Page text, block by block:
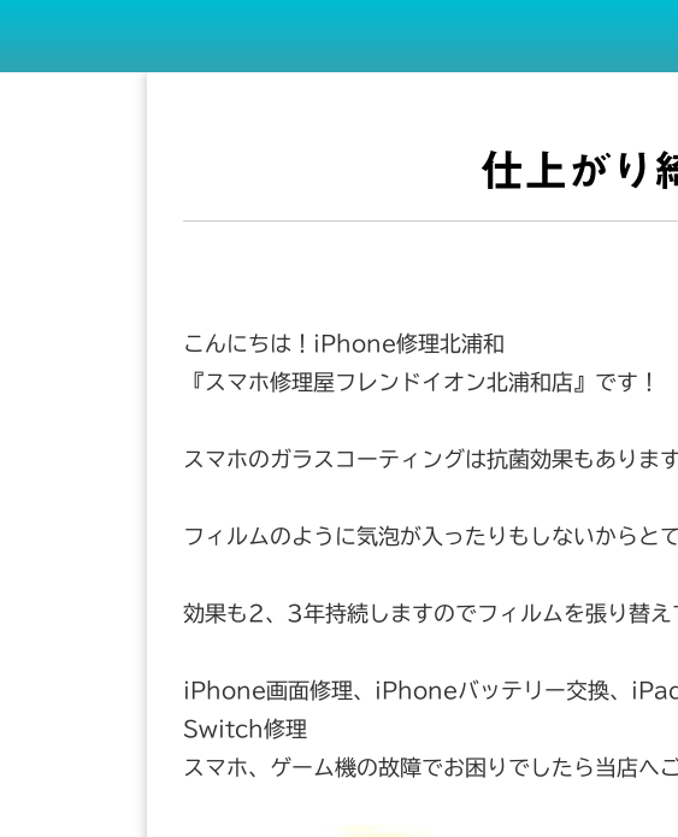
仕上がり
こんにちは！iPhone修理北浦和
『スマホ修理屋フレンドイオン北浦和店』です！
スマホのガラスコーティングは抗菌効果もあります
フィルムのように気泡が入ったりもしないからと
効果も2、3年持続しますのでフィルムを張り替え
iPhone画面修理、iPhoneバッテリー交換、
Switch修理
スマホ、ゲーム機の故障でお困りでしたら当店へ